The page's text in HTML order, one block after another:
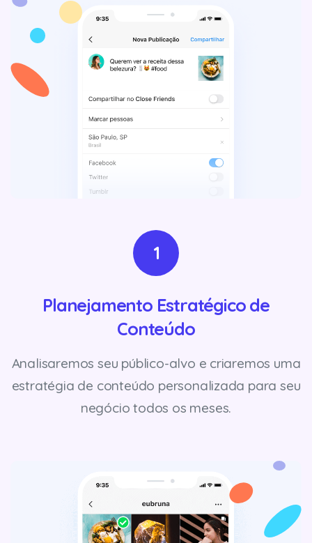
1
Planejamento Estratégico de
Conteúdo
Analisaremos seu público-alvo e criaremos uma
estratégia de conteúdo personalizada para seu
negócio todos os meses.